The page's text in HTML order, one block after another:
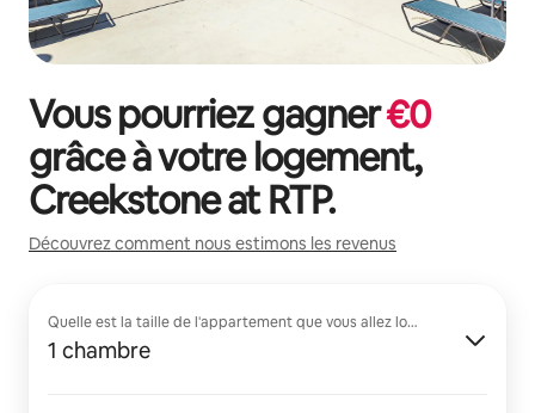
Vous pourriez gagner€0
grâce à votre logement,
Creekstone at RTP.
Découvrez comment nous estimons les revenus
Quelle est la taille de l'appartement que vous allez louer ?
1 chambre